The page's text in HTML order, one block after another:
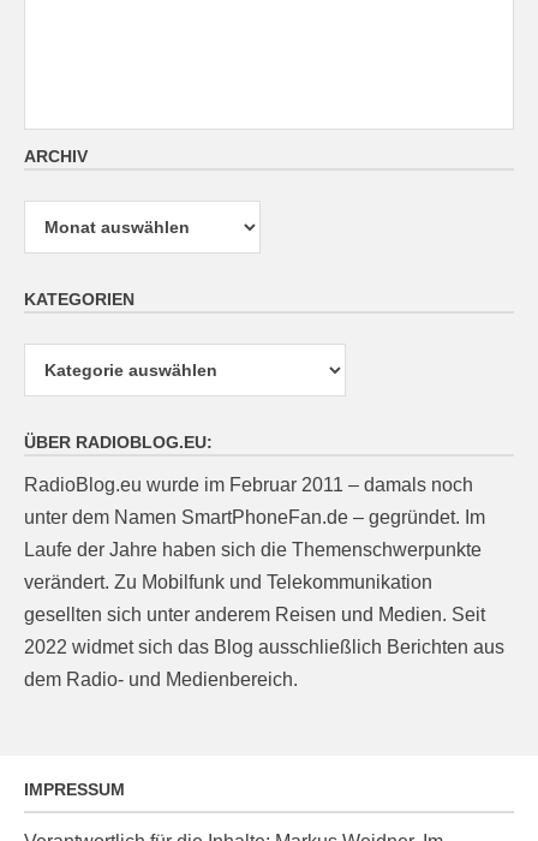
ARCHIV
Archiv
KATEGORIEN
ÜBER RADIOBLOG.EU:
RadioBlog.eu wurde im Februar 2011 – damals noch
unter dem Namen SmartPhoneFan.de – gegründet. Im
Laufe der Jahre haben sich die Themenschwerpunkte
verändert. Zu Mobilfunk und Telekommunikation
gesellten sich unter anderem Reisen und Medien. Seit
2022 widmet sich das Blog ausschließlich Berichten aus
dem Radio- und Medienbereich.
IMPRESSUM